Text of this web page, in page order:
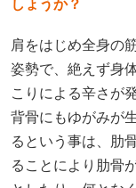
肩をはじめ全身の
姿勢で、絶えず身
こりによる辛さが
背骨にもゆがみが
るという事は、肋
ることにより肋骨